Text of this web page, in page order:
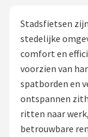
Elektrische
Shop
Stadsfietsen
stedelijke
comfort en
voorzien van
spatborden en
ontspannen
ritten naar
betrouwbare